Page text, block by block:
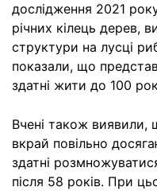
дослідження 2021
річних кілець дерев,
структури на лусці
показали, що
здатні жити до 100
Вчені також виявили,
вкрай повільно
здатні
після 58 років. При